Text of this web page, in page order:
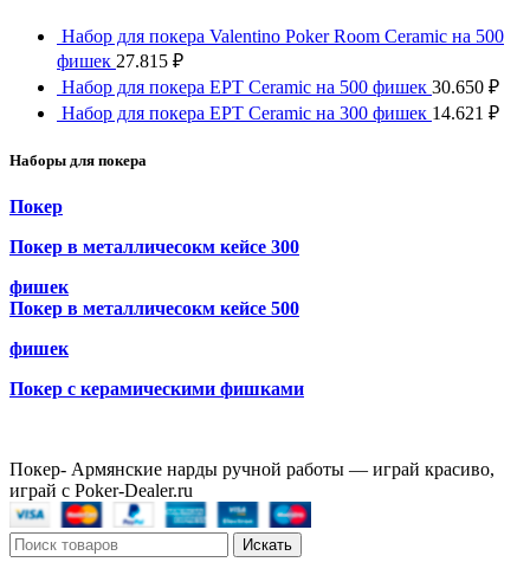
Набор для покера Valentino Poker Room Ceramic на 500
фишек 27.815 ₽
Набор для покера EPT Ceramic на 500 фишек 30.650 ₽
Набор для покера EPT Ceramic на 300 фишек 14.621 ₽
Наборы для покера
Покер
Покер в металличесокм кейсе 300
фишек
Покер в металличесокм кейсе 500
фишек
Покер с керамическими фишками
Покер- Армянские нарды ручной работы — играй красиво,
играй с Poker-Dealer.ru
Искать